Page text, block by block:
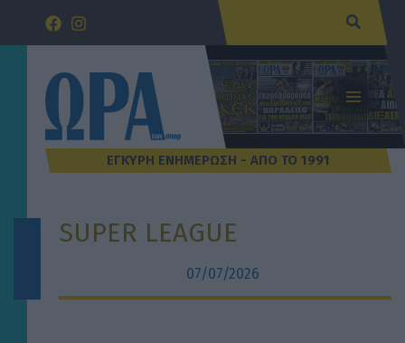
Μετάβαση
SUPER LEAGUE
07/07/2026